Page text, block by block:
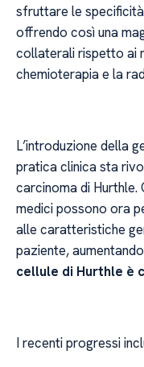
sfruttare le
offrendo così una
collaterali rispetto ai
chemioterapia e la
L’introduzione della
pratica clinica sta
carcinoma di
medici possono ora
alle caratteristiche
paziente,
cellule di Hurthle è
I recenti progressi